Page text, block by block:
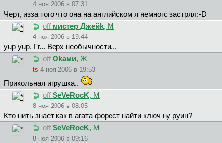
4 ноя 2006 в 07:31
Черт, изза того что она на английском я немного застрял:-D
off миcтep Джeйk, М
4 ноя 2006 в 19:44
yup yup, Гг... Верх необычности...
off Okaми, Ж
ts 4 ноя 2006 в 19:53
Прикольная игрушка..
off SeVeRocK, М
8 ноя 2006 в 08:05
Кто нить знает как в агата форест найти ключ ну руин?
off SeVeRocK, М
8 ноя 2006 в 09:16